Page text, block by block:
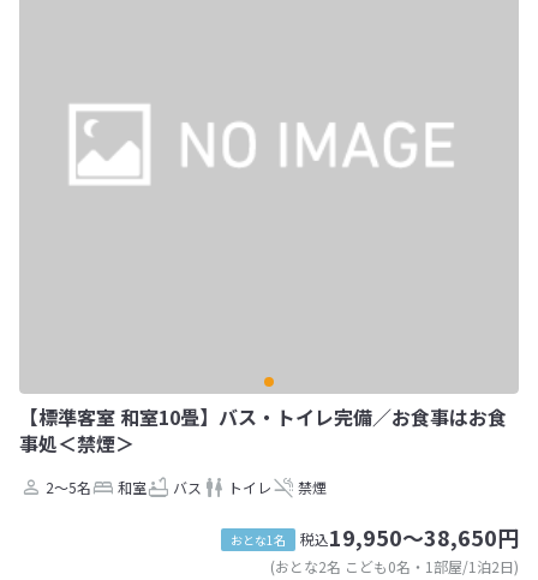
【標準客室 和室10畳】バス・トイレ完備／お食事はお食
事処＜禁煙＞
2～5名 和室 バス トイレ 禁煙
おとな1名 税込19,950～38,650円
(おとな2名 こども0名・1部屋/1泊2日)